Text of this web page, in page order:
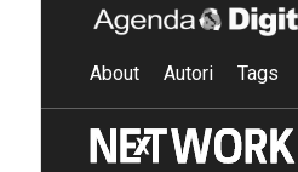
About Autori Tags